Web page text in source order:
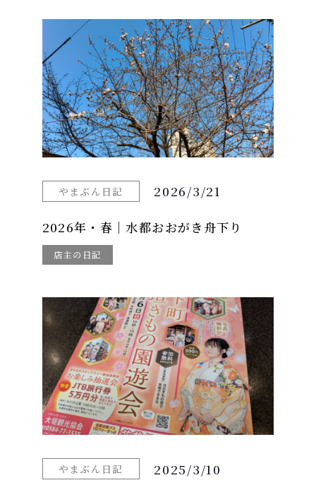
やまぶん日記 2026/3/21
2026年・春｜水都おおがき舟下り
店主の日記
やまぶん日記 2025/3/10